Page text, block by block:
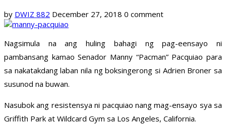
by DWIZ 882 December 27, 2018 0 comment
Nagsimula na ang huling bahagi ng pag-eensayo ni
pambansang kamao Senador Manny “Pacman” Pacquiao para
sa nakatakdang laban nila ng boksingerong si Adrien Broner sa
susunod na buwan.
Nasubok ang resistensya ni pacquiao nang mag-ensayo sya sa
Griffith Park at Wildcard Gym sa Los Angeles, California.